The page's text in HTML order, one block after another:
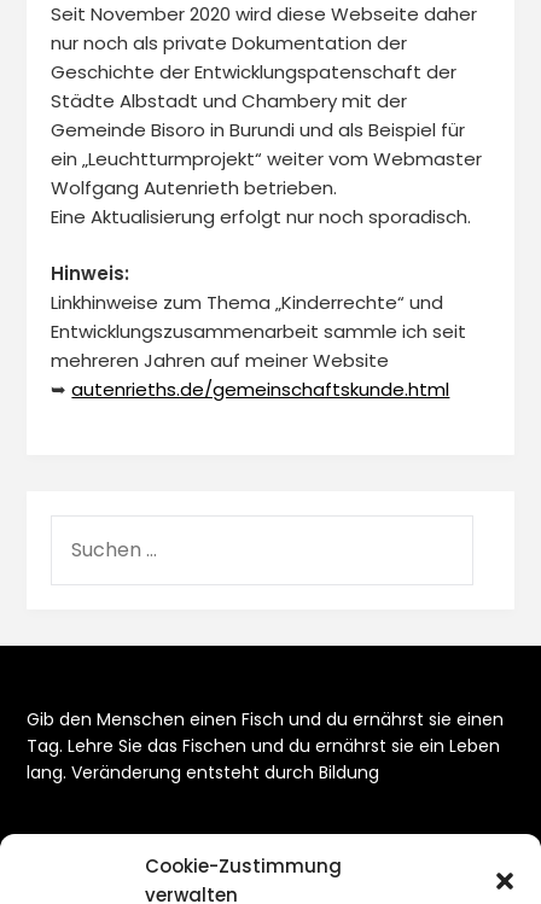
Cookie-Zustimmung
verwalten
Seit November 2020 wird diese Webseite daher
nur noch als private Dokumentation der
Geschichte der Entwicklungspatenschaft der
Städte Albstadt und Chambery mit der
Gemeinde Bisoro in Burundi und als Beispiel für
ein „Leuchtturmprojekt“ weiter vom Webmaster
Wolfgang Autenrieth betrieben.
Eine Aktualisierung erfolgt nur noch sporadisch.
Hinweis:
Linkhinweise zum Thema „Kinderrechte“ und
Entwicklungszusammenarbeit sammle ich seit
mehreren Jahren auf meiner Website
➥autenrieths.de/gemeinschaftskunde.html
Gib den Menschen einen Fisch und du ernährst sie einen
Tag. Lehre Sie das Fischen und du ernährst sie ein Leben
lang. Veränderung entsteht durch Bildung